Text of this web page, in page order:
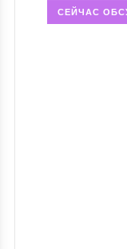
СЕЙЧАС